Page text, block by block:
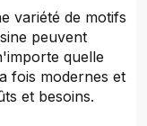
variété de motifs
peuvent
quelle
fois modernes et
et besoins.